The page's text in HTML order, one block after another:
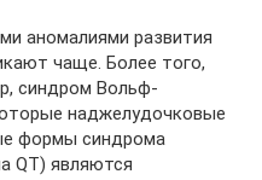
аномалиями развития
чаще. Более того,
синдром Вольф-
наджелудочковые
формы синдрома
QT) являются